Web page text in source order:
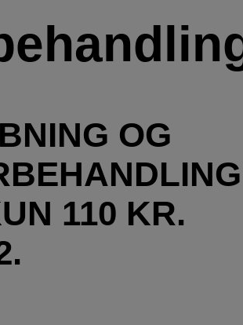
OG
110 KR.